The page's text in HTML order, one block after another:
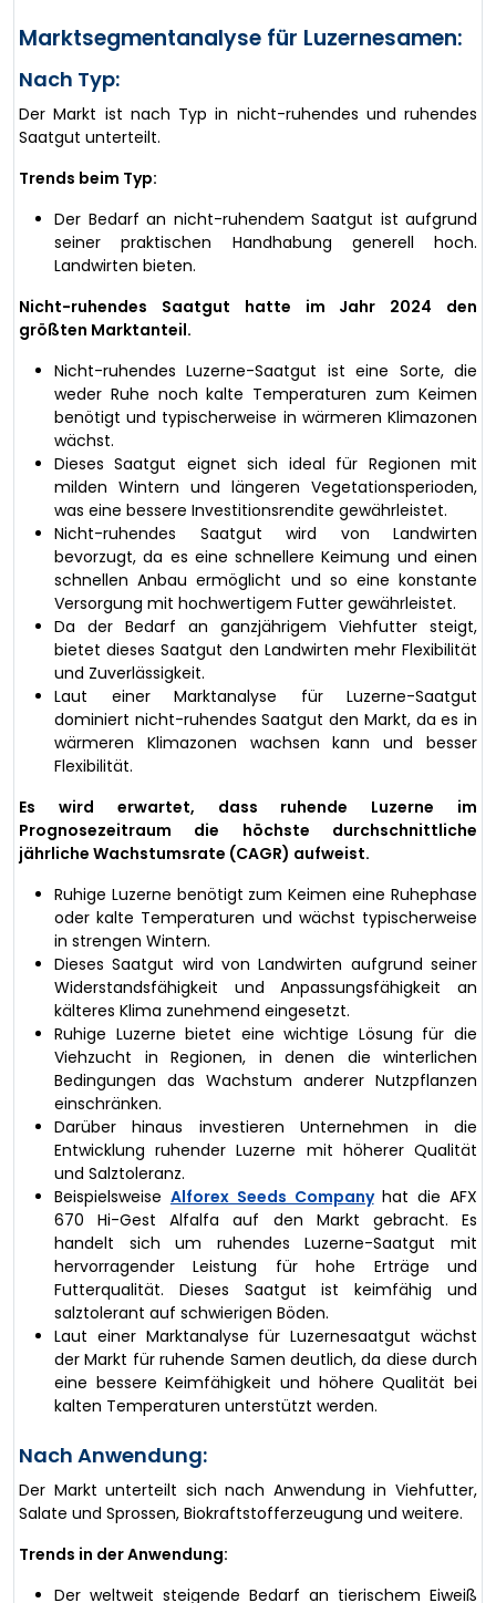
Marktsegmentanalyse für Luzernesamen:
Nach Typ:
Der Markt ist nach Typ in nicht-ruhendes und ruhendes
Saatgut unterteilt.
Trends beim Typ:
Der Bedarf an nicht-ruhendem Saatgut ist aufgrund
seiner praktischen Handhabung generell hoch.
Landwirten bieten.
Nicht-ruhendes Saatgut hatte im Jahr 2024 den
größten Marktanteil.
Nicht-ruhendes Luzerne-Saatgut ist eine Sorte, die
weder Ruhe noch kalte Temperaturen zum Keimen
benötigt und typischerweise in wärmeren Klimazonen
wächst.
Dieses Saatgut eignet sich ideal für Regionen mit
milden Wintern und längeren Vegetationsperioden,
was eine bessere Investitionsrendite gewährleistet.
Nicht-ruhendes Saatgut wird von Landwirten
bevorzugt, da es eine schnellere Keimung und einen
schnellen Anbau ermöglicht und so eine konstante
Versorgung mit hochwertigem Futter gewährleistet.
Da der Bedarf an ganzjährigem Viehfutter steigt,
bietet dieses Saatgut den Landwirten mehr Flexibilität
und Zuverlässigkeit.
Laut einer Marktanalyse für Luzerne-Saatgut
dominiert nicht-ruhendes Saatgut den Markt, da es in
wärmeren Klimazonen wachsen kann und besser
Flexibilität.
Es wird erwartet, dass ruhende Luzerne im
Prognosezeitraum die höchste durchschnittliche
jährliche Wachstumsrate (CAGR) aufweist.
Ruhige Luzerne benötigt zum Keimen eine Ruhephase
oder kalte Temperaturen und wächst typischerweise
in strengen Wintern.
Dieses Saatgut wird von Landwirten aufgrund seiner
Widerstandsfähigkeit und Anpassungsfähigkeit an
kälteres Klima zunehmend eingesetzt.
Ruhige Luzerne bietet eine wichtige Lösung für die
Viehzucht in Regionen, in denen die winterlichen
Bedingungen das Wachstum anderer Nutzpflanzen
einschränken.
Darüber hinaus investieren Unternehmen in die
Entwicklung ruhender Luzerne mit höherer Qualität
und Salztoleranz.
Beispielsweise Alforex Seeds Companyhat die AFX
670 Hi-Gest Alfalfa auf den Markt gebracht. Es
handelt sich um ruhendes Luzerne-Saatgut mit
hervorragender Leistung für hohe Erträge und
Futterqualität. Dieses Saatgut ist keimfähig und
salztolerant auf schwierigen Böden.
Laut einer Marktanalyse für Luzernesaatgut wächst
der Markt für ruhende Samen deutlich, da diese durch
eine bessere Keimfähigkeit und höhere Qualität bei
kalten Temperaturen unterstützt werden.
Nach Anwendung:
Der Markt unterteilt sich nach Anwendung in Viehfutter,
Salate und Sprossen, Biokraftstofferzeugung und weitere.
Trends in der Anwendung:
Der weltweit steigende Bedarf an tierischem Eiweiß